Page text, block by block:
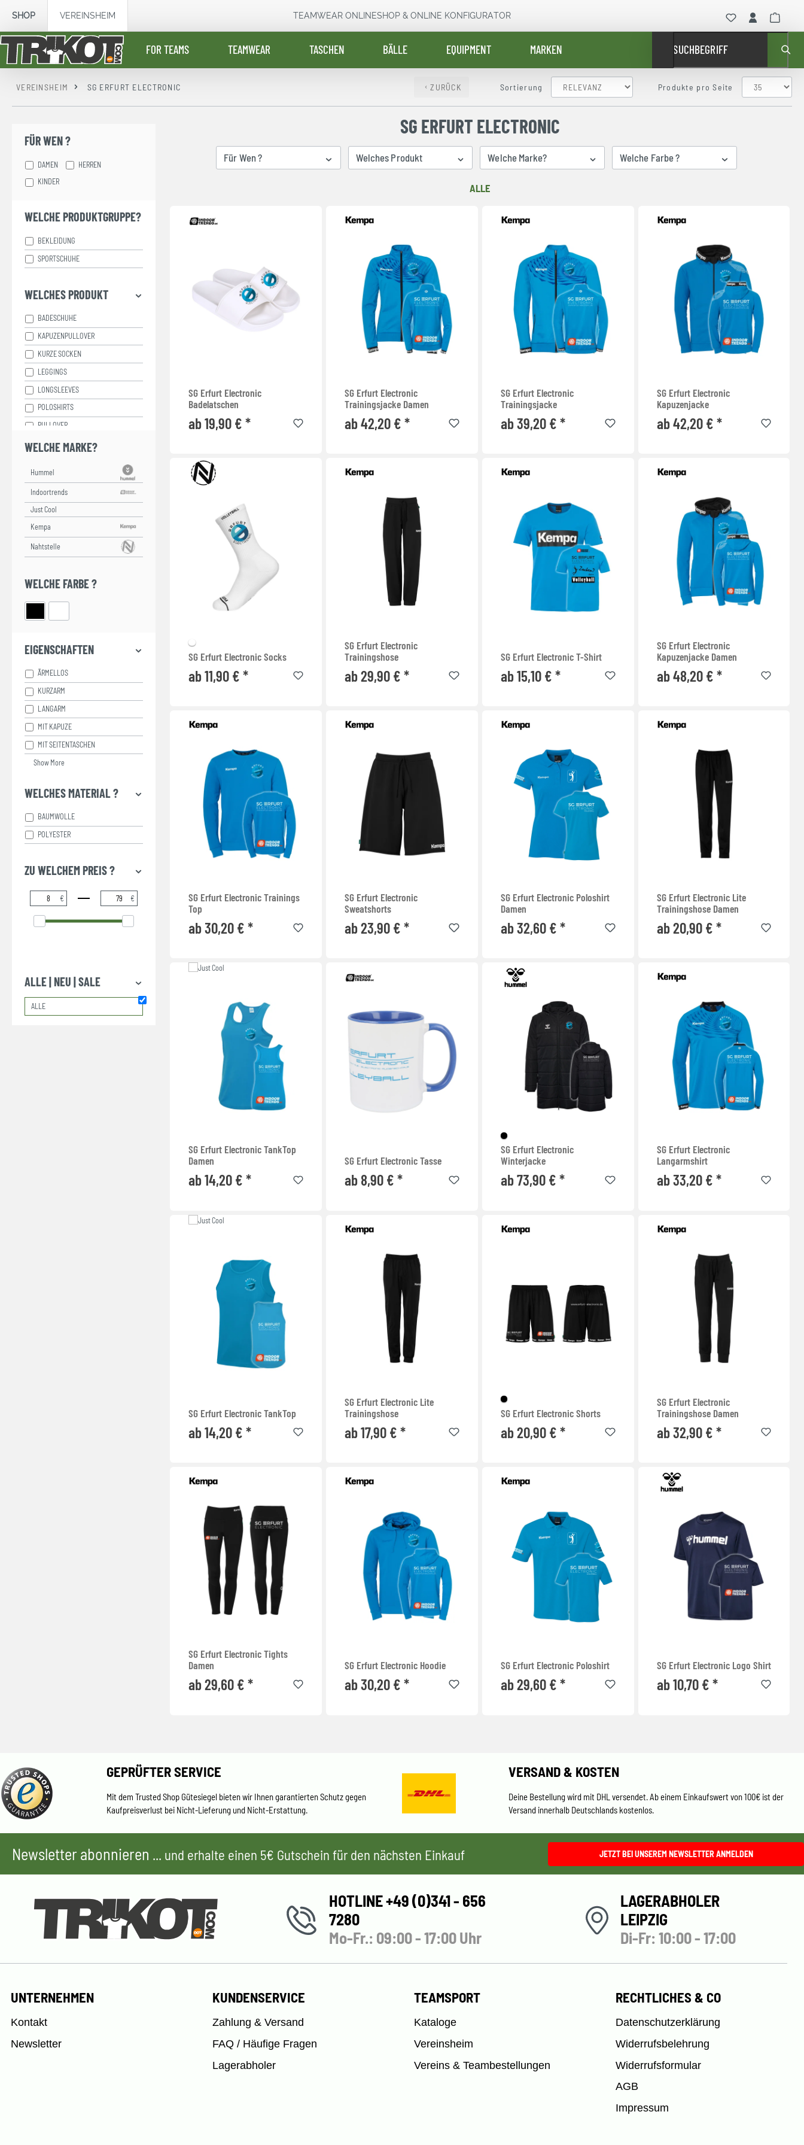
Zur Hauptnavigation springen
SHOP VEREINSHEIM TEAMWEAR ONLINESHOP & ONLINE KONFIGURATOR
FOR TEAMS TEAMWEAR TASCHEN BÄLLE EQUIPMENT MARKEN SUCHBEGRIFF
ZURÜCK
VEREINSHEIM SG ERFURT ELECTRONIC Sortierung Produkte pro Seite
FÜR WEN ?
DAMEN HERREN
KINDER
WELCHE PRODUKTGRUPPE?
BEKLEIDUNG
SPORTSCHUHE
WELCHES PRODUKT
BADESCHUHE
KAPUZENPULLOVER
KURZE SOCKEN
LEGGINGS
LONGSLEEVES
POLOSHIRTS
PULLOVER
SPORT SHORTS
TANK TOPS
TASSEN
TRAININGSHOSEN
TRAININGSJACKEN
WELCHE MARKE?
Just Cool
WELCHE FARBE ?
EIGENSCHAFTEN
ÄRMELLOS
KURZARM
LANGARM
MIT KAPUZE
MIT SEITENTASCHEN
Show More
WELCHES MATERIAL ?
BAUMWOLLE
POLYESTER
ZU WELCHEM PREIS ?
€ €
ALLE | NEU | SALE
ALLE
SG ERFURT ELECTRONIC
Für Wen ? Welches Produkt Welche Marke? Welche Farbe ?
ALLE
SG Erfurt Electronic
Badelatschen
ab 19,90 € *
SG Erfurt Electronic
Trainingsjacke Damen
ab 42,20 € *
SG Erfurt Electronic
Trainingsjacke
ab 39,20 € *
SG Erfurt Electronic
Kapuzenjacke
ab 42,20 € *
SG Erfurt Electronic Socks
ab 11,90 € *
SG Erfurt Electronic
Trainingshose
ab 29,90 € *
SG Erfurt Electronic T-Shirt
ab 15,10 € *
SG Erfurt Electronic
Kapuzenjacke Damen
ab 48,20 € *
SG Erfurt Electronic Trainings
Top
ab 30,20 € *
SG Erfurt Electronic
Sweatshorts
ab 23,90 € *
SG Erfurt Electronic Poloshirt
Damen
ab 32,60 € *
SG Erfurt Electronic Lite
Trainingshose Damen
ab 20,90 € *
SG Erfurt Electronic TankTop
Damen
ab 14,20 € *
SG Erfurt Electronic Tasse
ab 8,90 € *
SG Erfurt Electronic
Winterjacke
ab 73,90 € *
SG Erfurt Electronic
Langarmshirt
ab 33,20 € *
SG Erfurt Electronic TankTop
ab 14,20 € *
SG Erfurt Electronic Lite
Trainingshose
ab 17,90 € *
SG Erfurt Electronic Shorts
ab 20,90 € *
SG Erfurt Electronic
Trainingshose Damen
ab 32,90 € *
SG Erfurt Electronic Tights
Damen
ab 29,60 € *
SG Erfurt Electronic Hoodie
ab 30,20 € *
SG Erfurt Electronic Poloshirt
ab 29,60 € *
SG Erfurt Electronic Logo Shirt
ab 10,70 € *
GEPRÜFTER SERVICE
Mit dem Trusted Shop Gütesiegel bieten wir Ihnen garantierten Schutz gegen
Kaufpreisverlust bei Nicht-Lieferung und Nicht-Erstattung.
VERSAND & KOSTEN
Deine Bestellung wird mit DHL versendet. Ab einem Einkaufswert von 100€ ist der
Versand innerhalb Deutschlands kostenlos.
Newsletter abonnieren ... und erhalte einen 5€ Gutschein für den nächsten Einkauf JETZT BEI UNSEREM NEWSLETTER ANMELDEN
HOTLINE +49 (0)341 - 656
7280
Mo-Fr.: 09:00 - 17:00 Uhr
LAGERABHOLER
LEIPZIG
Di-Fr: 10:00 - 17:00
UNTERNEHMEN
Kontakt
Newsletter
KUNDENSERVICE
Zahlung & Versand
FAQ / Häufige Fragen
Lagerabholer
TEAMSPORT
Kataloge
Vereinsheim
Vereins & Teambestellungen
RECHTLICHES & CO
Datenschutzerklärung
Widerrufsbelehrung
Widerrufsformular
AGB
Impressum